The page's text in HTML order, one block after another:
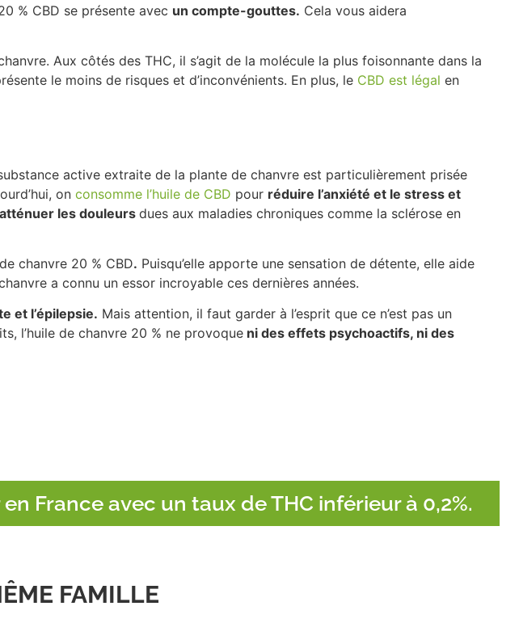
% CBD se présente avec un compte-gouttes. Cela vous aidera
Aux côtés des THC, il s’agit de la molécule la plus foisonnante dans la
le moins de risques et d’inconvénients. En plus, le CBD est légal en
active extraite de la plante de chanvre est particulièrement prisée
on consomme l’huile de CBD pour réduire l’anxiété et le stress et
atténuer les douleurs dues aux maladies chroniques comme la sclérose en
chanvre 20 % CBD. Puisqu’elle apporte une sensation de détente, elle aide
a connu un essor incroyable ces dernières années.
et l’épilepsie. Mais attention, il faut garder à l’esprit que ce n’est pas un
l’huile de chanvre 20 % ne provoque ni des effets psychoactifs, ni des
France avec un taux de THC inférieur à 0,2%.
FAMILLE